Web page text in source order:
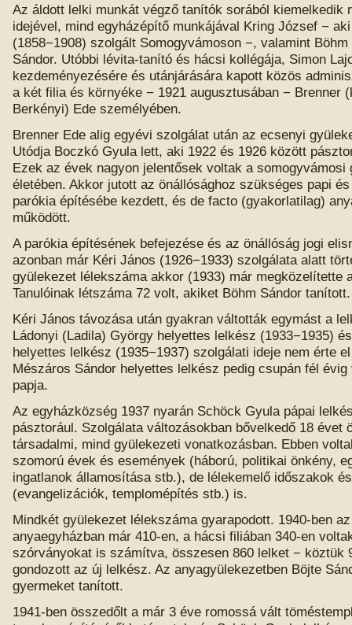
Az áldott lelki munkát végző tanítók sorából kiemelkedik
idejével, mind egyházépítő munkájával Kring József −
(1858−1908) szolgált Somogyvámoson −, valamint
Sándor. Utóbbi lévita-tanító és hácsi kollégája, Simon
kezdeményezésére és utánjárására kapott közös
a két filia és környéke − 1921 augusztusában − Brenner
Berkényi) Ede személyében.
Brenner Ede alig egyévi szolgálat után az ecsenyi
Utódja Boczkó Gyula lett, aki 1922 és 1926 között
Ezek az évek nagyon jelentősek voltak a somogyvámosi
életében. Akkor jutott az önállósághoz szükséges papi
parókia építésébe kezdett, és de facto (gyakorlatilag)
működött.
A parókia építésének befejezése és az önállóság jogi
azonban már Kéri János (1926−1933) szolgálata alatt
gyülekezet lélekszáma akkor (1933) már megközelítette
Tanulóinak létszáma 72 volt, akiket Böhm Sándor tanított.
Kéri János távozása után gyakran váltották egymást a
Ládonyi (Ladila) György helyettes lelkész (1933−1935)
helyettes lelkész (1935−1937) szolgálati ideje nem érte
Mészáros Sándor helyettes lelkész pedig csupán fél évig
papja.
Az egyházközség 1937 nyarán Schöck Gyula pápai
pásztorául. Szolgálata változásokban bővelkedő 18 évet
társadalmi, mind gyülekezeti vonatkozásban. Ebben
szomorú évek és események (háború, politikai önkény,
ingatlanok államosítása stb.), de lélekemelő időszakok
(evangelizációk, templomépítés stb.) is.
Mindkét gyülekezet lélekszáma gyarapodott. 1940-ben az
anyaegyházban már 410-en, a hácsi filiában 340-en
szórványokat is számítva, összesen 860 lelket − köztük
gondozott az új lelkész. Az anyagyülekezetben Böjte
gyermeket tanított.
1941-ben összedőlt a már 3 éve romossá vált